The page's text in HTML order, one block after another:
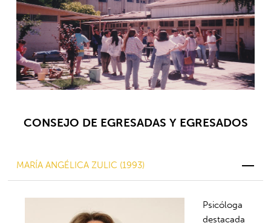
CONSEJO DE EGRESADAS Y EGRESADOS
MARÍA ANGÉLICA ZULIC (1993)
Psicóloga
destacada